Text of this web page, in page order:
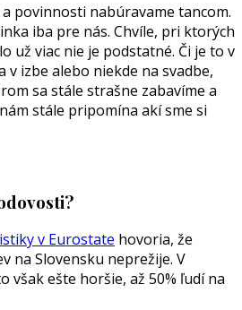
povinnosti nabúravame tancom.
iba pre nás. Chvíle, pri ktorých
už viac nie je podstatné. Či je to v
v izbe alebo niekde na svadbe,
sa stále strašne zabavíme a
stále pripomína akí sme si
v Eurostate hovoria, že
na Slovensku neprežije. V
však ešte horšie, až 50% ľudí na